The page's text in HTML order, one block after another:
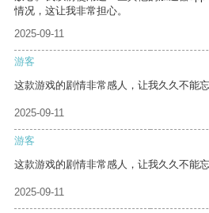
情况，这让我非常担心。
2025-09-11
游客
这款游戏的剧情非常感人，让我久久不能忘
2025-09-11
游客
这款游戏的剧情非常感人，让我久久不能忘
2025-09-11